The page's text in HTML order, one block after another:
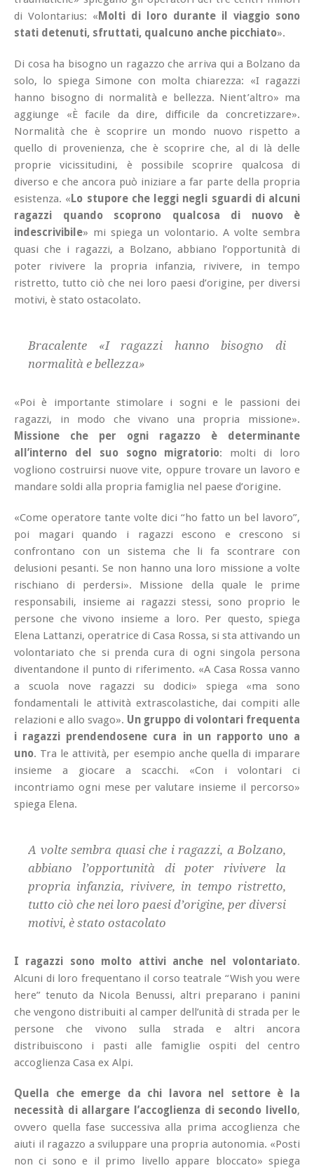
di Volontarius: « Molti di loro durante il viaggio sono
stati detenuti, sfruttati, qualcuno anche picchiato».
Di cosa ha bisogno un ragazzo che arriva qui a Bolzano da
solo, lo spiega Simone con molta chiarezza: «I ragazzi
hanno bisogno di normalità e bellezza. Nient’altro» ma
aggiunge «È facile da dire, difficile da concretizzare».
Normalità che è scoprire un mondo nuovo rispetto a
quello di provenienza, che è scoprire che, al di là delle
proprie vicissitudini, è possibile scoprire qualcosa di
diverso e che ancora può iniziare a far parte della propria
esistenza. « Lo stupore che leggi negli sguardi di alcuni
ragazzi quando scoprono qualcosa di nuovo è
indescrivibile» mi spiega un volontario. A volte sembra
quasi che i ragazzi, a Bolzano, abbiano l’opportunità di
poter rivivere la propria infanzia, rivivere, in tempo
ristretto, tutto ciò che nei loro paesi d’origine, per diversi
motivi, è stato ostacolato.
Bracalente «I ragazzi hanno bisogno di
normalità e bellezza»
«Poi è importante stimolare i sogni e le passioni dei
ragazzi, in modo che vivano una propria missione».
Missione che per ogni ragazzo è determinante
all’interno del suo sogno migratorio: molti di loro
vogliono costruirsi nuove vite, oppure trovare un lavoro e
mandare soldi alla propria famiglia nel paese d’origine.
«Come operatore tante volte dici “ho fatto un bel lavoro”,
poi magari quando i ragazzi escono e crescono si
confrontano con un sistema che li fa scontrare con
delusioni pesanti. Se non hanno una loro missione a volte
rischiano di perdersi». Missione della quale le prime
responsabili, insieme ai ragazzi stessi, sono proprio le
persone che vivono insieme a loro. Per questo, spiega
Elena Lattanzi, operatrice di Casa Rossa, si sta attivando un
volontariato che si prenda cura di ogni singola persona
diventandone il punto di riferimento. «A Casa Rossa vanno
a scuola nove ragazzi su dodici» spiega «ma sono
fondamentali le attività extrascolastiche, dai compiti alle
relazioni e allo svago». Un gruppo di volontari frequenta
i ragazzi prendendosene cura in un rapporto uno a
uno. Tra le attività, per esempio anche quella di imparare
insieme a giocare a scacchi. «Con i volontari ci
incontriamo ogni mese per valutare insieme il percorso»
spiega Elena.
A volte sembra quasi che i ragazzi, a Bolzano,
abbiano l’opportunità di poter rivivere la
propria infanzia, rivivere, in tempo ristretto,
tutto ciò che nei loro paesi d’origine, per diversi
motivi, è stato ostacolato
I ragazzi sono molto attivi anche nel volontariato.
Alcuni di loro frequentano il corso teatrale “Wish you were
here” tenuto da Nicola Benussi, altri preparano i panini
che vengono distribuiti al camper dell’unità di strada per le
persone che vivono sulla strada e altri ancora
distribuiscono i pasti alle famiglie ospiti del centro
accoglienza Casa ex Alpi.
Quella che emerge da chi lavora nel settore è la
necessità di allargare l’accoglienza di secondo livello,
ovvero quella fase successiva alla prima accoglienza che
aiuti il ragazzo a sviluppare una propria autonomia. «Posti
non ci sono e il primo livello appare bloccato» spiega